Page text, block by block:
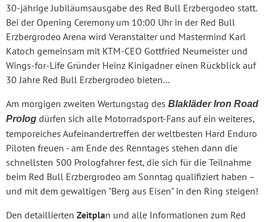
30-jährige Jubiläumsausgabe des Red Bull Erzbergodeo statt.
Bei der Opening Ceremony um 10:00 Uhr in der Red Bull
Erzbergrodeo Arena wird Veranstalter und Mastermind Karl
Katoch gemeinsam mit KTM-CEO Gottfried Neumeister und
Wings-for-Life Gründer Heinz Kinigadner einen Rückblick auf
30 Jahre Red Bull Erzbergrodeo bieten…
Am morgigen zweiten Wertungstag des Blakläder Iron Road
Prolog dürfen sich alle Motorradsport-Fans auf ein weiteres,
temporeiches Aufeinandertreffen der weltbesten Hard Enduro
Piloten freuen - am Ende des Renntages stehen dann die
schnellsten 500 Prologfahrer fest, die sich für die Teilnahme
beim Red Bull Erzbergrodeo am Sonntag qualifiziert haben –
und mit dem gewaltigen "Berg aus Eisen" in den Ring steigen!
Den detaillierten Zeitplan und alle Informationen zum Red